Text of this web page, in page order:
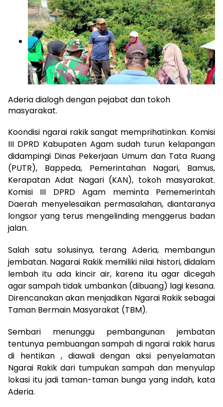
Aderia dialogh dengan pejabat dan tokoh
masyarakat.
Koondisi ngarai rakik sangat memprihatinkan. Komisi
III DPRD Kabupaten Agam sudah turun kelapangan
didampingi Dinas Pekerjaan Umum dan Tata Ruang
(PUTR), Bappeda, Pemerintahan Nagari, Bamus,
Kerapatan Adat Nagari (KAN), tokoh masyarakat.
Komisi III DPRD Agam meminta Pememerintah
Daerah menyelesaikan permasalahan, diantaranya
longsor yang terus mengelinding menggerus badan
jalan.
Salah satu solusinya, terang Aderia, membangun
jembatan. Nagarai Rakik memiliki nilai histori, didalam
lembah itu ada kincir air, karena itu agar dicegah
agar sampah tidak umbankan (dibuang) lagi kesana.
Direncanakan akan menjadikan Ngarai Rakik sebagai
Taman Bermain Masyarakat (TBM).
Sembari menunggu pembangunan jembatan
tentunya pembuangan sampah di ngarai rakik harus
di hentikan , diawali dengan aksi penyelamatan
Ngarai Rakik dari tumpukan sampah dan menyulap
lokasi itu jadi taman-taman bunga yang indah, kata
Aderia.